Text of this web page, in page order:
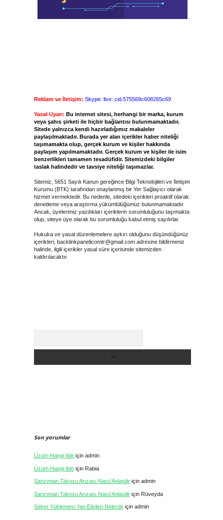
Reklam ve İletişim: Skype: live:.cid.575569c608265c69
Yasal Uyarı: Bu internet sitesi, herhangi bir marka, kurum
veya şahıs şirketi ile hiçbir bağlantısı bulunmamaktadır.
Sitede yalnızca kendi hazırladığımız makaleler
paylaşılmaktadır. Burada yer alan içerikler haber niteliği
taşımamakta olup, gerçek kurum ve kişiler hakkında
paylaşım yapılmamaktadır. Gerçek kurum ve kişiler ile isim
benzerlikleri tamamen tesadüfidir. Sitemizdeki bilgiler
taslak halindedir ve tavsiye niteliği taşımazlar.
Sitemiz, 5651 Sayılı Kanun gereğince Bilgi Teknolojileri ve İletişim
Kurumu (BTK) tarafından onaylanmış bir Yer Sağlayıcı olarak
hizmet vermektedir. Bu nedenle, sitedeki içerikleri proaktif olarak
denetleme veya araştırma yükümlülüğümüz bulunmamaktadır.
Ancak, üyelerimiz yazdıkları içeriklerin sorumluluğunu taşımakta
olup, siteye üye olarak bu sorumluluğu kabul etmiş sayılırlar.
Hukuka ve yasal düzenlemelere aykırı olduğunu düşündüğünüz
içerikleri, backlinkpanelicomtr@gmail.comadresine bildirmeniz
halinde, ilgili içerikler yasal süre içerisinde sitemizden
kaldırılacaktır.
Son yorumlar
Üzüm Hangi Ildeiçin admin
Üzüm Hangi Ildeiçin Rabia
Şanzıman Takozu Arızası Nasıl Anlaşiliriçin admin
Şanzıman Takozu Arızası Nasıl Anlaşiliriçin Rüveyda
Şeker Yüklemesi Yan Etkileri Nelerdiriçin admin